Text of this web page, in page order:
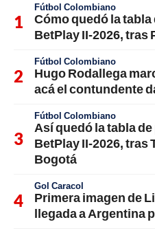
Fútbol Colombiano
Cómo quedó la
BetPlay II-2026, tras
Fútbol Colombiano
Hugo Rodallega
acá el contundente
Fútbol Colombiano
Así quedó la tabla
BetPlay II-2026, tras
Bogotá
Gol Caracol
Primera imagen de
llegada a Argentina